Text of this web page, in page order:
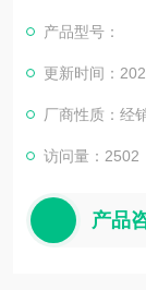
小,仪表参数能长
产品型号：
更新时间：
厂商性质：经
访问量：2502
产品